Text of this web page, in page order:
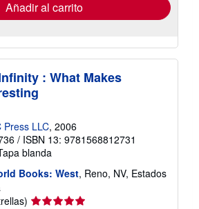
envío
Añadir al carrito
: What Makes
Press LLC, 2006
/ ISBN 13: 9781568812731
blanda
Books: West, Reno, NV, Estados
Calificación